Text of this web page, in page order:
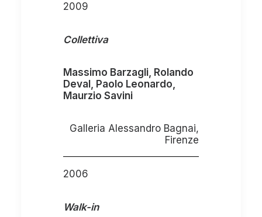
2009
Collettiva
Massimo Barzagli, Rolando
Deval, Paolo Leonardo,
Maurzio Savini
Galleria Alessandro Bagnai,
Firenze
2006
Walk-in